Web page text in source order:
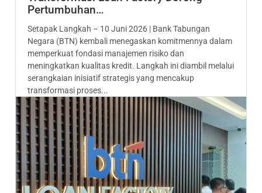
Pertumbuhan…
Setapak Langkah – 10 Juni 2026 | Bank Tabungan
Negara (BTN) kembali menegaskan komitmennya dalam
memperkuat fondasi manajemen risiko dan
meningkatkan kualitas kredit. Langkah ini diambil melalui
serangkaian inisiatif strategis yang mencakup
transformasi proses...